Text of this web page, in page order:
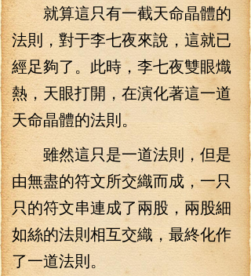
就算這只有一截天命晶體的
法則，對于李七夜來說，這就已
經足夠了。此時，李七夜雙眼熾
熱，天眼打開，在演化著這一道
天命晶體的法則。
雖然這只是一道法則，但是
由無盡的符文所交織而成，一只
只的符文串連成了兩股，兩股細
如絲的法則相互交織，最終化作
了一道法則。